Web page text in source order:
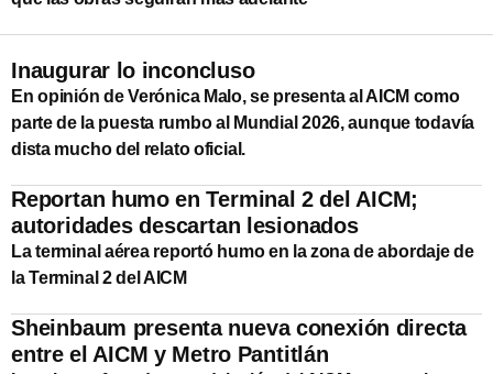
Inaugurar lo inconcluso
En opinión de Verónica Malo, se presenta al AICM como
parte de la puesta rumbo al Mundial 2026, aunque todavía
dista mucho del relato oficial.
Reportan humo en Terminal 2 del AICM;
autoridades descartan lesionados
La terminal aérea reportó humo en la zona de abordaje de
la Terminal 2 del AICM
Sheinbaum presenta nueva conexión directa
entre el AICM y Metro Pantitlán